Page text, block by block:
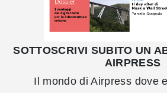
SOTTOSCRIVI SUBITO UN
AIRPRESS
Il mondo di Airpress dove